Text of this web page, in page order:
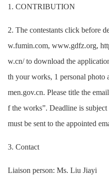
1. CONTRIBUTION
2. The contestants click before
w.fumin.com, www.gdfz.org,
w.cn/ to download the
th your works, 1 personal photo
men.gov.cn. Please title the
f the works”. Deadline is
must be sent to the appointed
3. Contact
Liaison person: Ms. Liu Jiayi